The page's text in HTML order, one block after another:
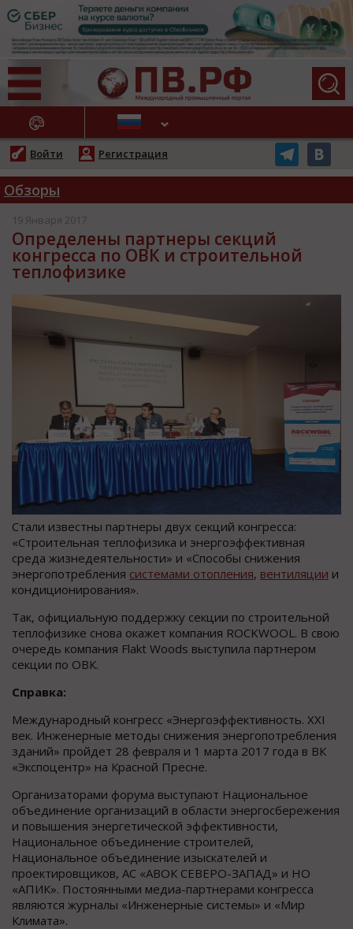
НОВОСТИ
Войти Регистрация
Обзоры
19 Января 2017
Определены партнеры секций
конгресса по ОВК и строительной
теплофизике
Стали известны партнеры двух секций конгресса:
«Строительная теплофизика и энергоэффективная
среда жизнедеятельности» и «Способы снижения
энергопотребления системами отопления, вентиляции и
кондиционирования».
Так, официальную поддержку секции по строительной
теплофизике снова окажет компания ROCKWOOL. В свою
очередь компания Flakt Woods выступила партнером
секции по ОВК.
Справка:
Международный конгресс «Энергоэффективность. XXI
век. Инженерные методы снижения энергопотребления
зданий» пройдет 28 февраля и 1 марта 2017 года в ВК
«Экспоцентр» на Красной Пресне.
Организаторами форума выступают Национальное
объединение организаций в области энергосбережения
и повышения энергетической эффективности,
Национальное объединение строителей,
Национальное объединение изыскателей и
проектировщиков, АС «АВОК СЕВЕРО-ЗАПАД» и НО
«АПИК». Постоянными медиа-партнерами конгресса
являются журналы «Инженерные системы» и «Мир
Климата».